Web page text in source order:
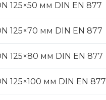
125×50 мм DIN EN 877
125×70 мм DIN EN 877
125×80 мм DIN EN 877
125×100 мм DIN EN 877